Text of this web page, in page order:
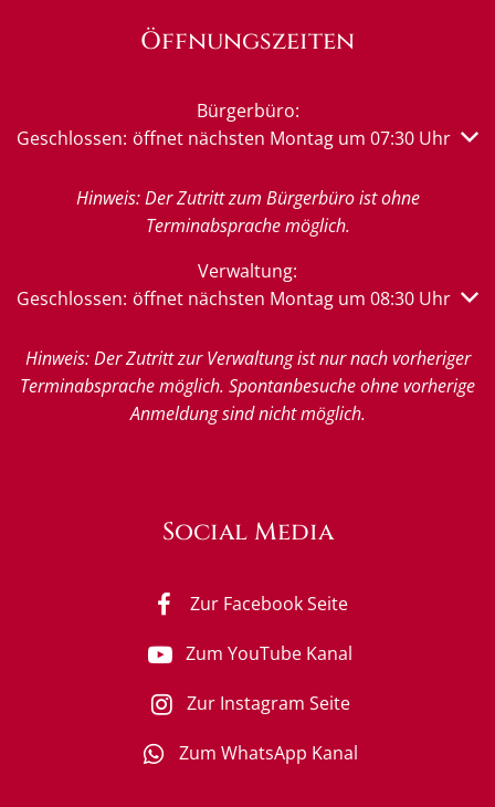
Öffnungszeiten
Bürgerbüro:
Klicken, um weitere Öffnungs- oder Schließzeiten
Geschlossen: öffnet nächsten Montag um 07:30 Uhr
Hinweis: Der Zutritt zum Bürgerbüro ist ohne
Terminabsprache möglich.
Verwaltung:
Klicken, um weitere Öffnungs- oder Schließzeiten
Geschlossen: öffnet nächsten Montag um 08:30 Uhr
Hinweis: Der Zutritt zur Verwaltung ist nur nach vorheriger
Terminabsprache möglich. Spontanbesuche ohne vorherige
Anmeldung sind nicht möglich.
Social Media
Zur Facebook Seite
Zum YouTube Kanal
Zur Instagram Seite
Zum WhatsApp Kanal